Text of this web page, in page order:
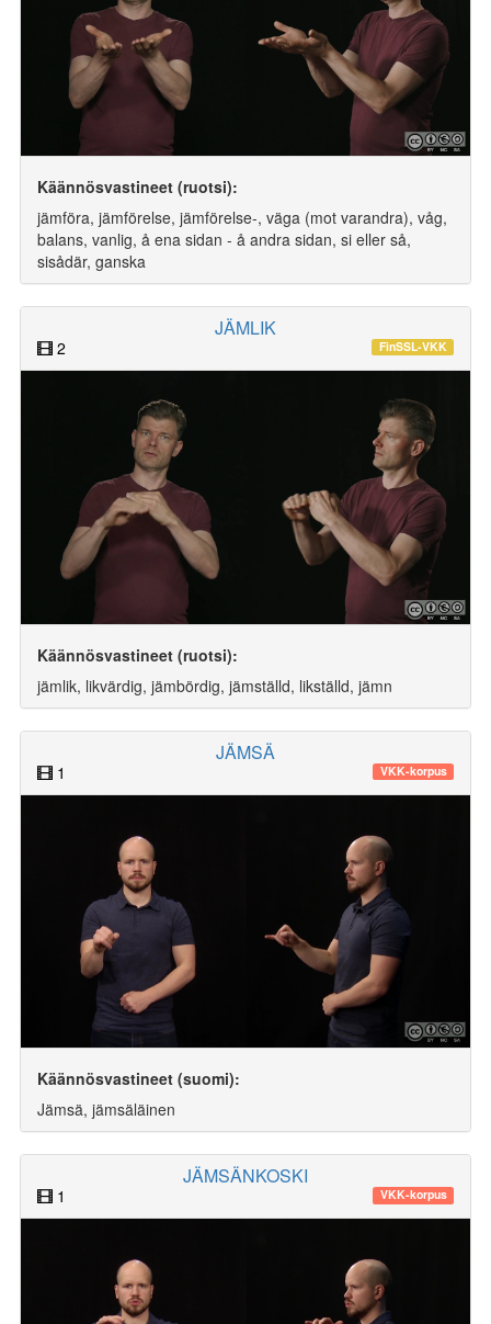
Käännösvastineet (ruotsi):
jämföra, jämförelse, jämförelse-, väga (mot varandra), våg,
balans, vanlig, å ena sidan - å andra sidan, si eller så,
sisådär, ganska
JÄMLIK
2 FinSSL-VKK
Käännösvastineet (ruotsi):
jämlik, likvärdig, jämbördig, jämställd, likställd, jämn
JÄMSÄ
1 VKK-korpus
Käännösvastineet (suomi):
Jämsä, jämsäläinen
JÄMSÄNKOSKI
1 VKK-korpus